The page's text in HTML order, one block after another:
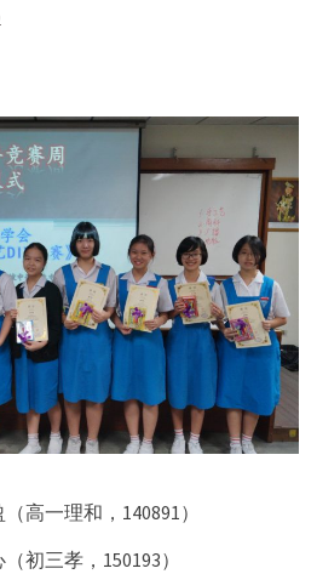
高一理和，140891）
初三孝，150193）